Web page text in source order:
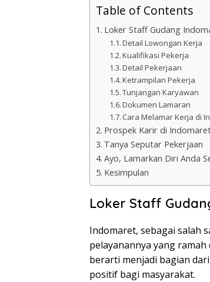
Table of Contents
Loker Staff Gudang
Detail Lowongan Kerja
Kualifikasi Pekerja
Detail Pekerjaan
Ketrampilan Pekerja
Tunjangan Karyawan
Dokumen Lamaran
Cara Melamar Kerja di
Prospek Karir di
Tanya Seputar Pekerjaan
Ayo, Lamarkan Diri Anda
Kesimpulan
Loker Staff
Indomaret, sebagai salah
pelayanannya yang
berarti menjadi bagian
positif bagi masyarakat.